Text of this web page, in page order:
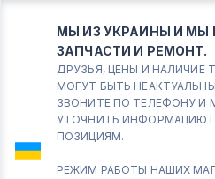
МЫ ИЗ УКРАИНЫ И МЫ
ЗАПЧАСТИ И РЕМОНТ.
ДРУЗЬЯ, ЦЕНЫ И НАЛИЧИЕ
МОГУТ БЫТЬ
ЗВОНИТЕ ПО ТЕЛЕФОНУ И
УТОЧНИТЬ ИНФОРМАЦИЮ
ПОЗИЦИЯМ.
РЕЖИМ РАБОТЫ НАШИХ
КИЕВ
Вт.- Сб.
10:00 - 18:00